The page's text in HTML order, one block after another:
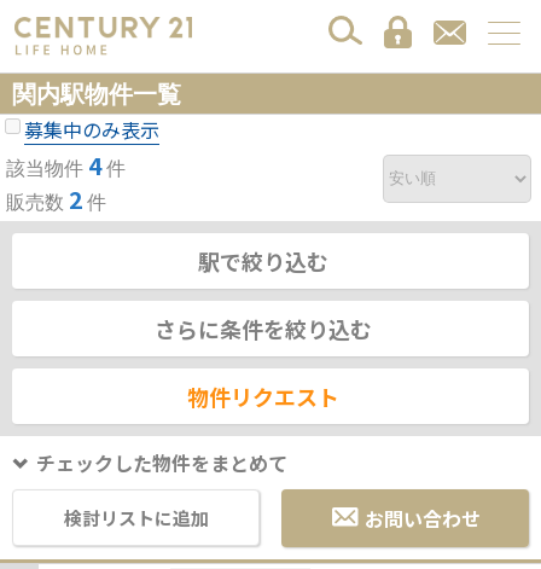
関内駅物件一覧
募集中のみ表示
該当物件 4件
販売数 2 件
駅で絞り込む
さらに条件を絞り込む
物件リクエスト
チェックした物件をまとめて
検討リストに追加 お問い合わせ